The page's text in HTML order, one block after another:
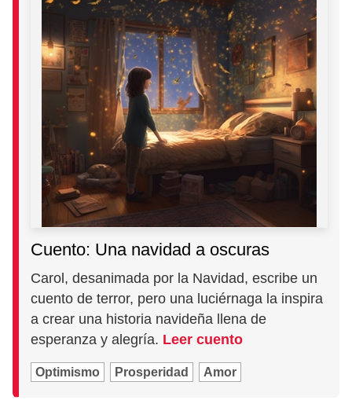
Cuento: Una navidad a oscuras
Carol, desanimada por la Navidad, escribe un
cuento de terror, pero una luciérnaga la inspira
a crear una historia navideña llena de
esperanza y alegría. Leer cuento
Optimismo Prosperidad Amor